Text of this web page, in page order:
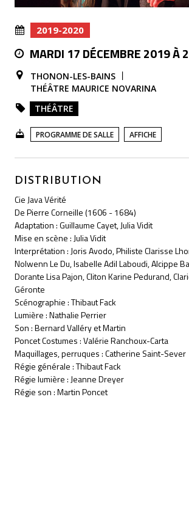
2019-2020
MARDI 17 DÉCEMBRE 2019 À
THONON-LES-BAINS
THÉÂTRE MAURICE NOVARINA
THÉÂTRE
PROGRAMME DE SALLE AFFICHE
DISTRIBUTION
Cie Java Vérité
De Pierre Corneille (1606 - 1684)
Adaptation : Guillaume Cayet, Julia Vidit
Mise en scène : Julia Vidit
Interprétation : Joris Avodo, Philiste Clarisse
Nolwenn Le Du, Isabelle Adil Laboudi, Alcippe
Dorante Lisa Pajon, Cliton Karine Pedurand,
Géronte
Scénographie : Thibaut Fack
Lumière : Nathalie Perrier
Son : Bernard Valléry et Martin
Poncet Costumes : Valérie Ranchoux-Carta
Maquillages, perruques : Catherine Saint-Sever
Régie générale : Thibaut Fack
Régie lumière : Jeanne Dreyer
Régie son : Martin Poncet